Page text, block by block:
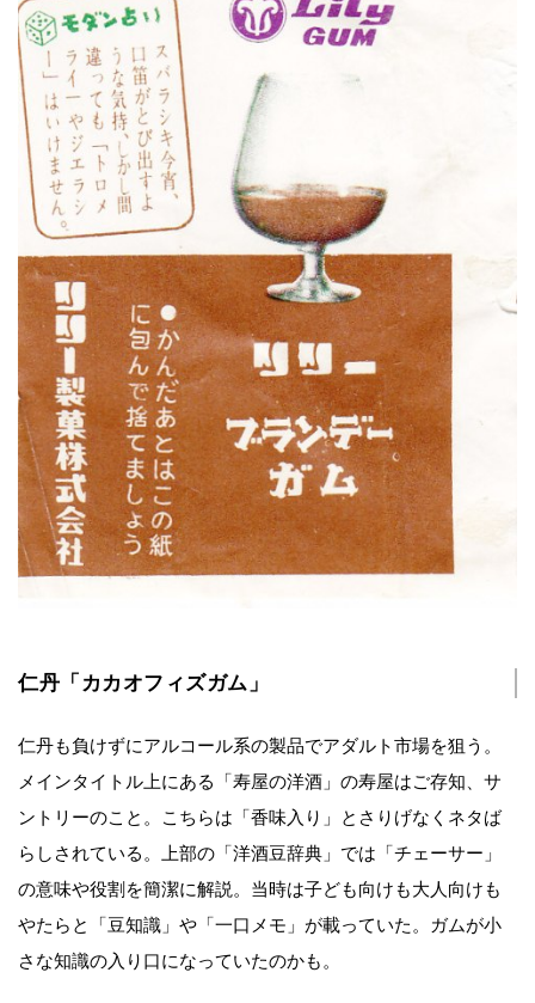
仁丹「カカオフィズガム」
仁丹も負けずにアルコール系の製品でアダルト市場を狙う。
メインタイトル上にある「寿屋の洋酒」の寿屋はご存知、サ
ントリーのこと。こちらは「香味入り」とさりげなくネタば
らしされている。上部の「洋酒豆辞典」では「チェーサー」
の意味や役割を簡潔に解説。当時は子ども向けも大人向けも
やたらと「豆知識」や「一口メモ」が載っていた。ガムが小
さな知識の入り口になっていたのかも。